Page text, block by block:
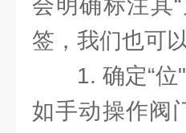
会明确标注其
签，我们也可
1. 确定“
如手动操作阀